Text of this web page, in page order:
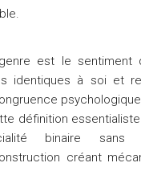
est le sentiment
identiques à soi et
définition
binaire sans
créant